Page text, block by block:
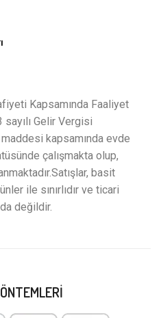
Kapsamında Faaliyet
Gelir Vergisi
kapsamında evde
çalışmakta olup,
basit
ile sınırlıdır ve ticari
değildir.